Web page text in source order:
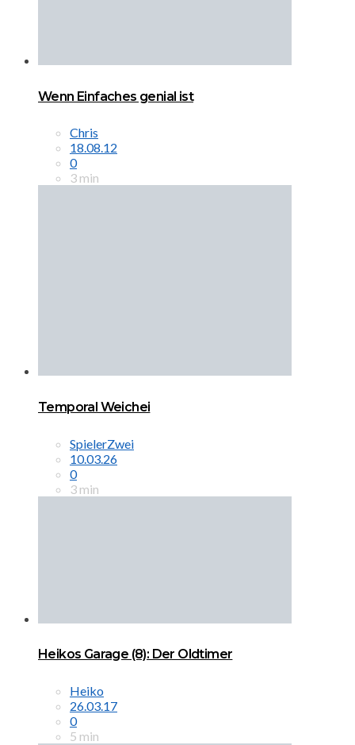
Wenn Einfaches genial ist
Chris
18.08.12
0
3 min
Temporal Weichei
SpielerZwei
10.03.26
0
3 min
Heikos Garage (8): Der Oldtimer
Heiko
26.03.17
0
5 min